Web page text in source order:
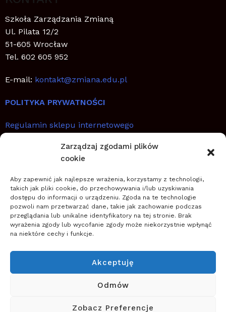
Zarządzaj zgodami plików
cookie
Aby zapewnić jak najlepsze wrażenia, korzystamy z technologii,
takich jak pliki cookie, do przechowywania i/lub uzyskiwania
dostępu do informacji o urządzeniu. Zgoda na te technologie
pozwoli nam przetwarzać dane, takie jak zachowanie podczas
przeglądania lub unikalne identyfikatory na tej stronie. Brak
wyrażenia zgody lub wycofanie zgody może niekorzystnie wpłynąć
na niektóre cechy i funkcje.
Akceptuję
Odmów
Zobacz Preferencje
Szkoła Zarządzania Zmianą
Ul. Pilata 12/2
51-605 Wrocław
Tel. 602 605 952
E-mail: kontakt@zmiana.edu.pl
POLITYKA PRYWATNOŚCI
Regulamin sklepu internetowego
SZYBKIE LINKI
Jak planować, wdrażać i utrwalić zmianę
Zostań coachem transformacji
Zwiększ szanse na sukces zmiany
O NAS
Szkoła Zarządzania Zmianą wspiera firmy w
planowaniu, wdrażaniu i zapewnieniu trwałości zmian
(nowych przedsięwzięć, projektów, innowacji,